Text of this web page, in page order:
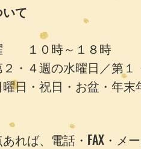
て
１０時～１８時
・４週の水曜日／第１
日・お盆・年末
れば、電話・FAX・メ